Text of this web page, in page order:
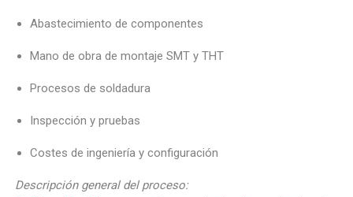
Abastecimiento de componentes
Mano de obra de montaje SMT y THT
Procesos de soldadura
Inspección y pruebas
Costes de ingeniería y configuración
Descripción general del proceso: